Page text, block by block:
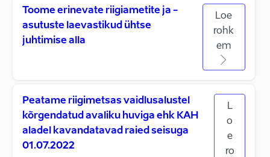
Toome erinevate riigiametite ja -
asutuste laevastikud ühtse
juhtimise alla
Loe
rohk
em
Peatame riigimetsas vaidlusalustel
kõrgendatud avaliku huviga ehk KAH
aladel kavandatavad raied seisuga
01.07.2022
L
o
e
ro